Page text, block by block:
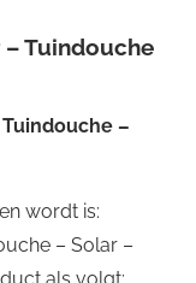
Tuindouche
–
wordt is:
– Solar –